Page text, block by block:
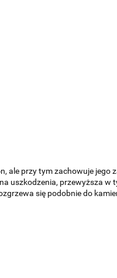
ale przy tym zachowuje jego
uszkodzenia, przewyższa w
się podobnie do